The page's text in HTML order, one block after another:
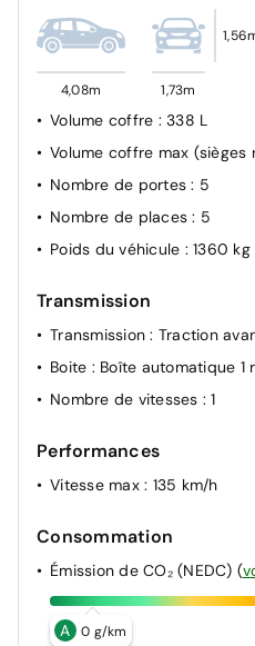
4,08m 1,73m
Volume coffre : 338 L
Volume coffre max (sièges
Nombre de portes: 5
Nombre de places: 5
Poids du véhicule : 1360 kg
Transmission
Transmission: Traction
Boite : Boîte automatique 1
Nombre de vitesses : 1
Performances
Vitesse max : 135 km/h
Consommation
Émission de CO₂ (NEDC) (
A 0 g/km